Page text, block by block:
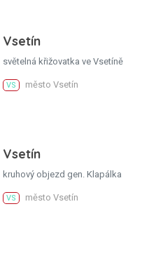
Vsetín
světelná křižovatka ve Vsetíně
VS město Vsetín
Vsetín
kruhový objezd gen. Klapálka
VS město Vsetín